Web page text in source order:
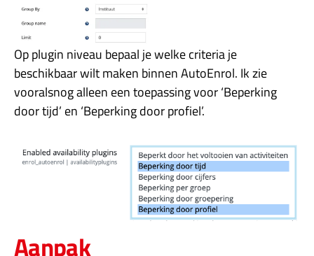
Op plugin niveau bepaal je welke criteria je
beschikbaar wilt maken binnen AutoEnrol. Ik zie
vooralsnog alleen een toepassing voor ‘Beperking
door tijd’ en ‘Beperking door profiel’.
Aanpak